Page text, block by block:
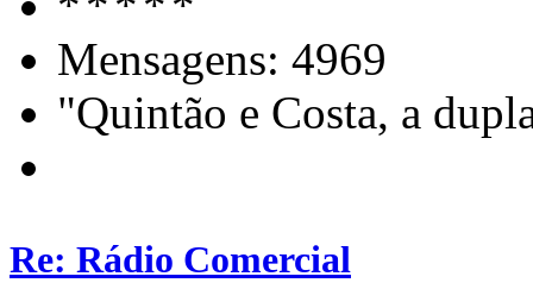
Mensagens: 4969
"Quintão e Costa, a
Re: Rádio Comercial